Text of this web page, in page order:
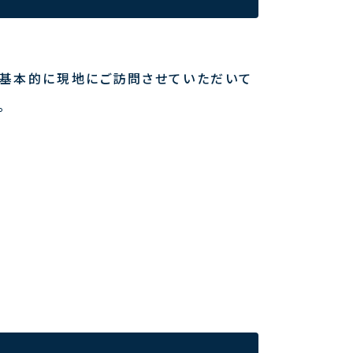
本的に現地にご訪問させていただいて